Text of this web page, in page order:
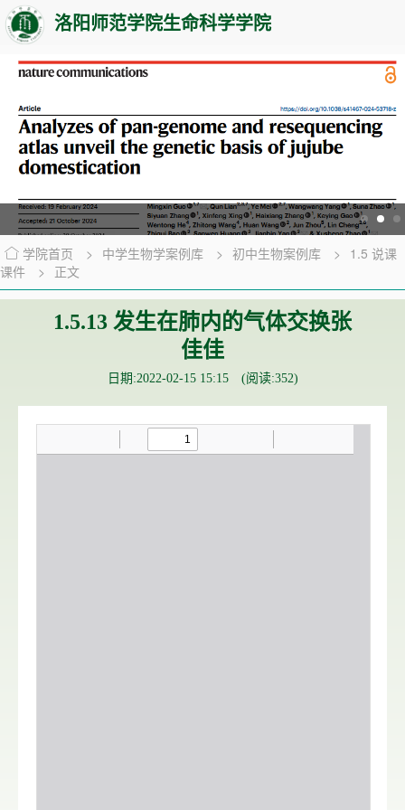
洛阳师范学院生命科学学院
学院首页 > 中学生物学案例库 > 初中生物案例库 > 1.5 说课
课件
> 正文
1.5.13 发生在肺内的气体交换张
佳佳
日期:2022-02-15 15:15 (阅读:352)